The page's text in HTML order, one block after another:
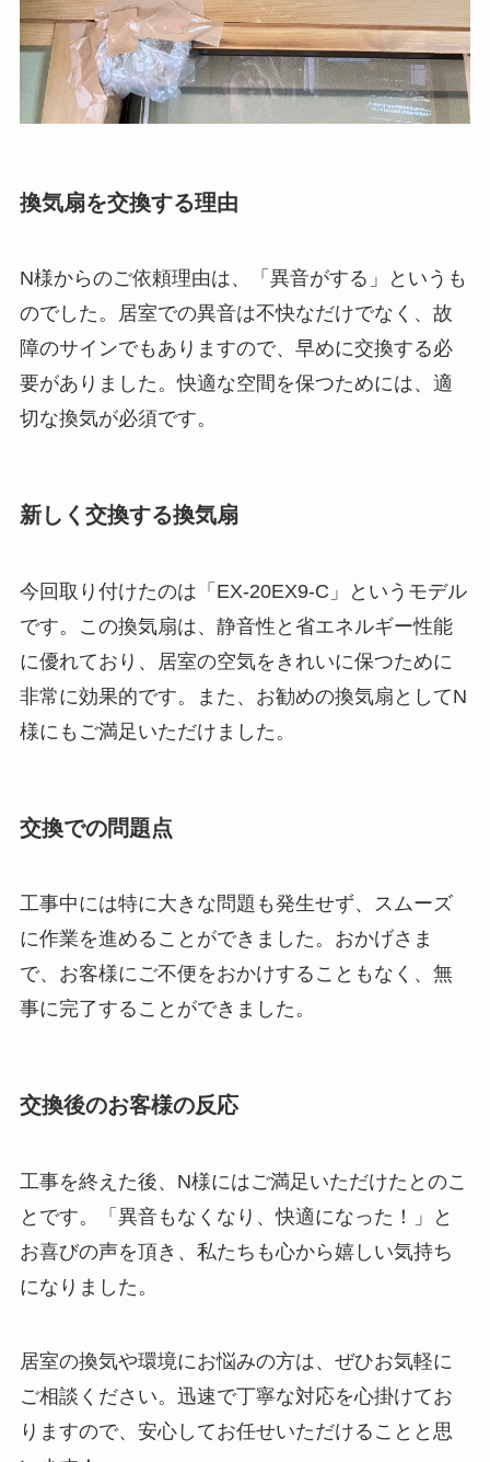
換気扇を交換する理由
N様からのご依頼理由は、「異音がする」というも
のでした。居室での異音は不快なだけでなく、故
障のサインでもありますので、早めに交換する必
要がありました。快適な空間を保つためには、適
切な換気が必須です。
新しく交換する換気扇
今回取り付けたのは「EX-20EX9-C」というモデル
です。この換気扇は、静音性と省エネルギー性能
に優れており、居室の空気をきれいに保つために
非常に効果的です。また、お勧めの換気扇としてN
様にもご満足いただけました。
交換での問題点
工事中には特に大きな問題も発生せず、スムーズ
に作業を進めることができました。おかげさま
で、お客様にご不便をおかけすることもなく、無
事に完了することができました。
交換後のお客様の反応
工事を終えた後、N様にはご満足いただけたとのこ
とです。「異音もなくなり、快適になった！」と
お喜びの声を頂き、私たちも心から嬉しい気持ち
になりました。
居室の換気や環境にお悩みの方は、ぜひお気軽に
ご相談ください。迅速で丁寧な対応を心掛けてお
りますので、安心してお任せいただけることと思